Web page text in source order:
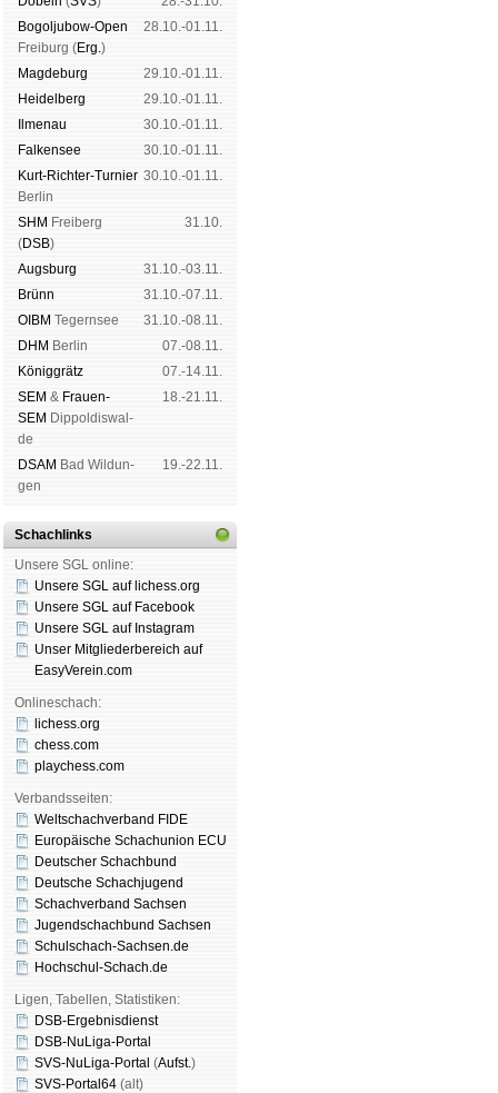
Bogoljubow-Open
Frei­burg (Erg.)
28.10.-01.11.
Mag­de­burg
29.10.-01.11.
Hei­del­berg
29.10.-01.11.
Il­me­nau
30.10.-01.11.
Fal­ken­see
30.10.-01.11.
Kurt-Rich­ter-Tur­nier
Ber­lin
30.10.-01.11.
SHM Frei­berg
(DSB)
31.10.
Augs­burg
31.10.-03.11.
Brünn
31.10.-07.11.
OIBM Tegern­see
31.10.-08.11.
DHM Ber­lin
07.-08.11.
König­grätz
07.-14.11.
SEM & Frauen-
SEM Dip­pol­dis­wal­
de
18.-21.11.
DSAM Bad Wil­dun­
gen
19.-22.11.
Schachlinks
Unsere SGL online:
Unsere SGL auf li­chess.org
Unsere SGL auf Face­book
Unsere SGL auf Insta­gram
Unser Mitgliederbereich auf
EasyVerein.com
Onlineschach:
lichess.org
chess.com
playchess.com
Verbandsseiten:
Weltschachverband FIDE
Europäische Schachunion ECU
Deutscher Schachbund
Deutsche Schachjugend
Schachverband Sachsen
Jugendschachbund Sachsen
Schulschach-Sachsen.de
Hochschul-Schach.de
Ligen, Tabellen, Statistiken:
DSB-Ergebnisdienst
DSB-NuLiga-Portal
SVS-NuLiga-Portal (Aufst.)
SVS-Portal64 (alt)